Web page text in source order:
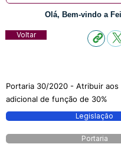
Olá, Bem-vindo a
Voltar
Portaria 30/2020 - Atribuir
adicional de função de 30%
Legislação
Portaria